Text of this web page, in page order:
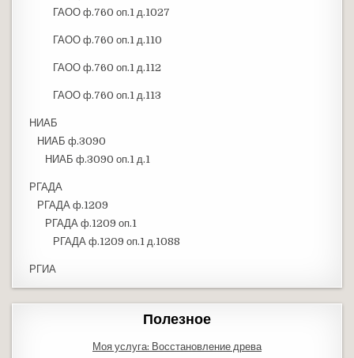
ГАОО ф.760 оп.1 д.1027
ГАОО ф.760 оп.1 д.110
ГАОО ф.760 оп.1 д.112
ГАОО ф.760 оп.1 д.113
НИАБ
НИАБ ф.3090
НИАБ ф.3090 оп.1 д.1
РГАДА
РГАДА ф.1209
РГАДА ф.1209 оп.1
РГАДА ф.1209 оп.1 д.1088
РГИА
Полезное
Моя услуга: Восстановление древа